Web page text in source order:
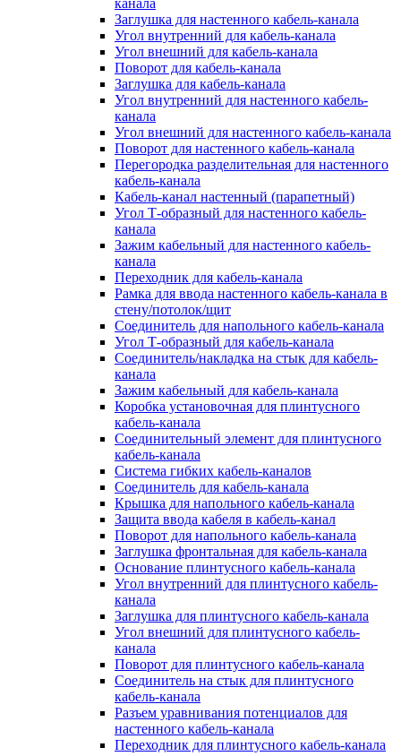
канала
Заглушка для настенного кабель-канала
Угол внутренний для кабель-канала
Угол внешний для кабель-канала
Поворот для кабель-канала
Заглушка для кабель-канала
Угол внутренний для настенного кабель-
канала
Угол внешний для настенного кабель-канала
Поворот для настенного кабель-канала
Перегородка разделительная для настенного
кабель-канала
Кабель-канал настенный (парапетный)
Угол Т-образный для настенного кабель-
канала
Зажим кабельный для настенного кабель-
канала
Переходник для кабель-канала
Рамка для ввода настенного кабель-канала в
стену/потолок/щит
Соединитель для напольного кабель-канала
Угол Т-образный для кабель-канала
Соединитель/накладка на стык для кабель-
канала
Зажим кабельный для кабель-канала
Коробка установочная для плинтусного
кабель-канала
Соединительный элемент для плинтусного
кабель-канала
Система гибких кабель-каналов
Соединитель для кабель-канала
Крышка для напольного кабель-канала
Защита ввода кабеля в кабель-канал
Поворот для напольного кабель-канала
Заглушка фронтальная для кабель-канала
Основание плинтусного кабель-канала
Угол внутренний для плинтусного кабель-
канала
Заглушка для плинтусного кабель-канала
Угол внешний для плинтусного кабель-
канала
Поворот для плинтусного кабель-канала
Соединитель на стык для плинтусного
кабель-канала
Разъем уравнивания потенциалов для
настенного кабель-канала
Переходник для плинтусного кабель-канала